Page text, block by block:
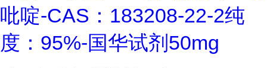
吡啶-CAS：183208-22-2纯
度：95%-国华试剂50mg